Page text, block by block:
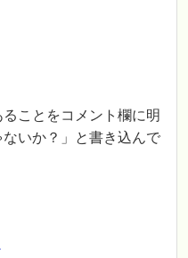
ことをコメント欄に明
いか？」と書き込んで